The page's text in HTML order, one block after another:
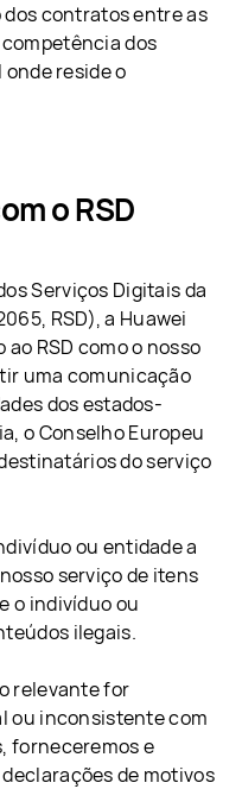
contratos entre as
dos
reside o
o RSD
Serviços Digitais da
RSD), a Huawei
RSD como o nosso
uma comunicação
dos estados-
o Conselho Europeu
do serviço
ou entidade a
serviço de itens
o indivíduo ou
ilegais.
relevante for
ou inconsistente com
forneceremos e
de motivos